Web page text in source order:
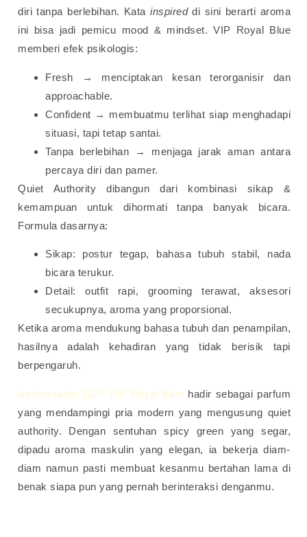
diri tanpa berlebihan. Kata inspireddi sini berarti aroma
ini bisa jadi pemicu mood & mindset. VIP Royal Blue
memberi efek psikologis:
Fresh → menciptakan kesan terorganisir dan
approachable.
Confident → membuatmu terlihat siap menghadapi
situasi, tapi tetap santai.
Tanpa berlebihan → menjaga jarak aman antara
percaya diri dan pamer.
Quiet Authority dibangun dari kombinasi sikap &
kemampuan untuk dihormati tanpa banyak bicara.
Formula dasarnya:
Sikap: postur tegap, bahasa tubuh stabil, nada
bicara terukur.
Detail: outfit rapi, grooming terawat, aksesori
secukupnya, aroma yang proporsional.
Ketika aroma mendukung bahasa tubuh dan penampilan,
hasilnya adalah kehadiran yang tidak berisik tapi
berpengaruh.
Ambassador EDP VIP Royal Blue hadir sebagai parfum
yang mendampingi pria modern yang mengusung quiet
authority. Dengan sentuhan spicy green yang segar,
dipadu aroma maskulin yang elegan, ia bekerja diam-
diam namun pasti membuat kesanmu bertahan lama di
benak siapa pun yang pernah berinteraksi denganmu.